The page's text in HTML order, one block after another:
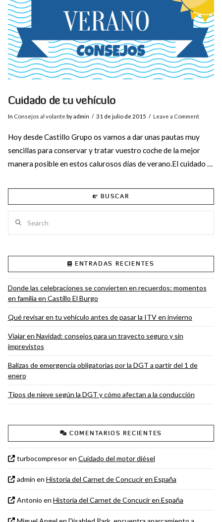
Cuidado de tu vehículo
In Consejos al volante by admin 31 de julio de 2015 Leave a Comment
Hoy desde Castillo Grupo os vamos a dar unas pautas muy
sencillas para conservar y tratar vuestro coche de la mejor
manera posible en estos calurosos días de verano.El cuidado …
BUSCAR
ENTRADAS RECIENTES
Donde las celebraciones se convierten en recuerdos: momentos
en familia en Castillo El Burgo
Qué revisar en tu vehículo antes de pasar la ITV en invierno
Viajar en Navidad: consejos para un trayecto seguro y sin
imprevistos
Balizas de emergencia obligatorias por la DGT a partir del 1 de
enero
Tipos de nieve según la DGT y cómo afectan a la conducción
COMENTARIOS RECIENTES
turbocompresoren Cuidado del motor diésel
admin en Historia del Carnet de Concucir en España
Antonio en Historia del Carnet de Concucir en España